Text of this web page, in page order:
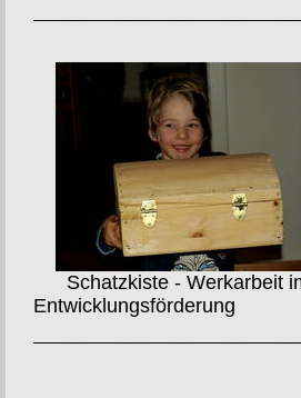
Schatzkiste - Werkarbeit
Entwicklungsförderung